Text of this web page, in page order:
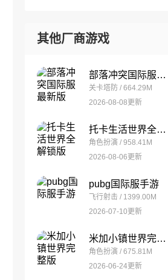
其他厂商游戏
部落冲突国际服最新版
关卡塔防 / 664.29M
2026-08-08更新
托卡生活世界全解锁版
角色扮演 / 958.41M
2026-08-06更新
pubg国际服手游
飞行射击 / 1399.00M
2026-07-10更新
米加小镇世界完整版
角色扮演 / 675.81M
2026-06-24更新